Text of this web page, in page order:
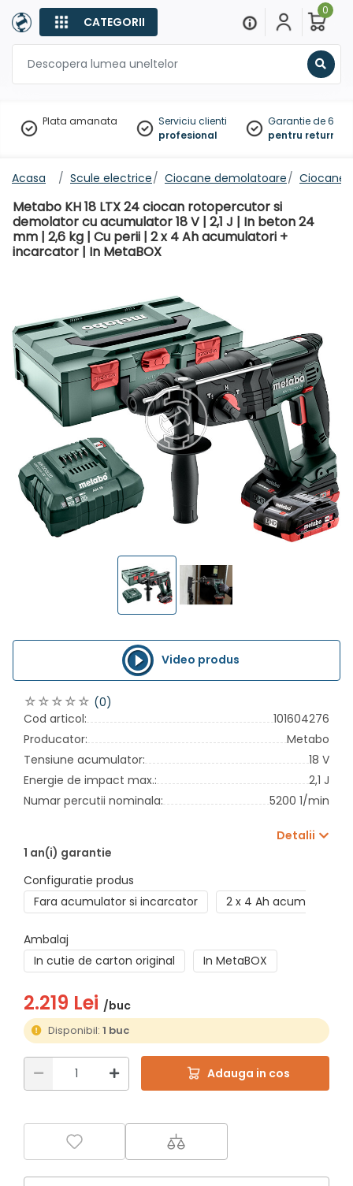
CATEGORII
0
Plata amanata
Serviciu clienti
profesional
Garantie de 60
pentru
Acasa Scule electrice Ciocane demolatoare Ciocane
Metabo KH 18 LTX 24 ciocan rotopercutor si
demolator cu acumulator 18 V | 2,1 J | In beton 24
mm | 2,6 kg | Cu perii | 2 x 4 Ah acumulatori +
incarcator | In MetaBOX
Video produs
(0)
Cod articol:
101604276
Producator:
Metabo
Tensiune acumulator:
18 V
Energie de impact max.:
2,1 J
Numar percutii nominala:
5200 1/min
Detalii
1 an(i) garantie
Configuratie produs
Fara acumulator si incarcator
2 x 4 Ah acumulatori
Ambalaj
In cutie de carton original
In MetaBOX
2.219 Lei /buc
Disponibil:1 buc
Adauga in cos